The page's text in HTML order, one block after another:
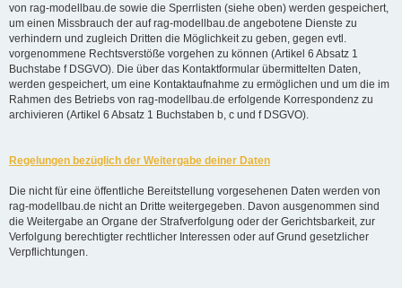
von rag-modellbau.de sowie die Sperrlisten (siehe oben) werden gespeichert,
um einen Missbrauch der auf rag-modellbau.de angebotene Dienste zu
verhindern und zugleich Dritten die Möglichkeit zu geben, gegen evtl.
vorgenommene Rechtsverstöße vorgehen zu können (Artikel 6 Absatz 1
Buchstabe f DSGVO). Die über das Kontaktformular übermittelten Daten,
werden gespeichert, um eine Kontaktaufnahme zu ermöglichen und um die im
Rahmen des Betriebs von rag-modellbau.de erfolgende Korrespondenz zu
archivieren (Artikel 6 Absatz 1 Buchstaben b, c und f DSGVO).
Regelungen bezüglich der Weitergabe deiner Daten
Die nicht für eine öffentliche Bereitstellung vorgesehenen Daten werden von
rag-modellbau.de nicht an Dritte weitergegeben. Davon ausgenommen sind
die Weitergabe an Organe der Strafverfolgung oder der Gerichtsbarkeit, zur
Verfolgung berechtigter rechtlicher Interessen oder auf Grund gesetzlicher
Verpflichtungen.